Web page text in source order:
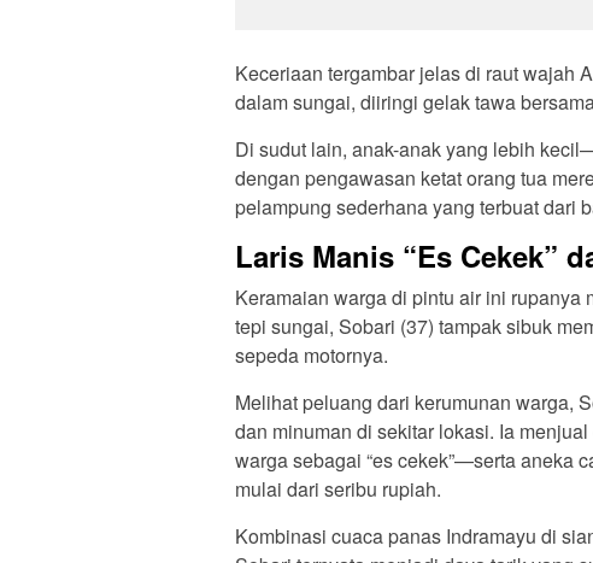
Keceriaan tergambar jelas di raut wajah
dalam sungai, diiringi gelak tawa
Di sudut lain, anak-anak yang lebih
dengan pengawasan ketat orang tua
pelampung sederhana yang terbuat dari
Laris Manis “Es Cekek”
Keramaian warga di pintu air ini rupanya
tepi sungai, Sobari (37) tampak sibuk
sepeda motornya.
Melihat peluang dari kerumunan warga,
dan minuman di sekitar lokasi. Ia
warga sebagai “es cekek”—serta aneka
mulai dari seribu rupiah.
Kombinasi cuaca panas Indramayu di